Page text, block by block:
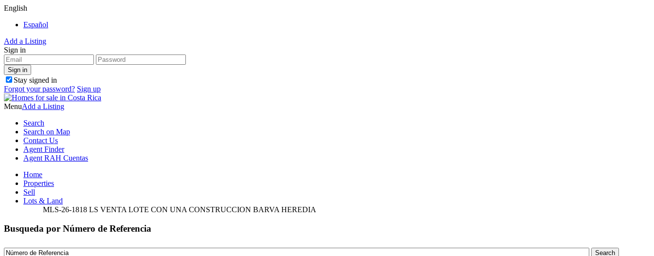
English
Español
Add a Listing
Sign in
Stay signed in
Forgot your password? Sign up
MenuAdd a Listing
Search
Search on Map
Contact Us
Agent Finder
Agent RAH Cuentas
Home
Properties
Sell
Lots & Land
MLS-26-1818 LS VENTA LOTE CON UNA CONSTRUCCION BARVA HEREDIA
Busqueda por Número de Referencia